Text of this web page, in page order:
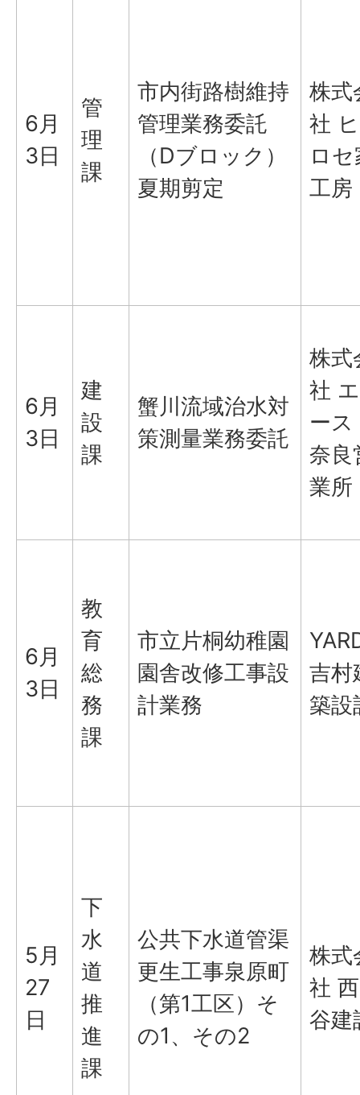
6月
3日
管
理
課
市内街路樹維持
管理業務委託
（Dブロック）
夏期剪定
株式
社 ヒ
ロ
工房
6月
3日
建
設
課
蟹川流域治水対
策測量業務委託
株式
社 エ
ース
奈良
業所
6月
3日
教
育
総
務
課
市立片桐幼稚園
園舎改修工事設
計業務
吉村
築設
5月
27
日
下
水
道
推
進
課
公共下水道管渠
更生工事泉原町
（第1工区）そ
の1、その2
株式
社 西
谷建